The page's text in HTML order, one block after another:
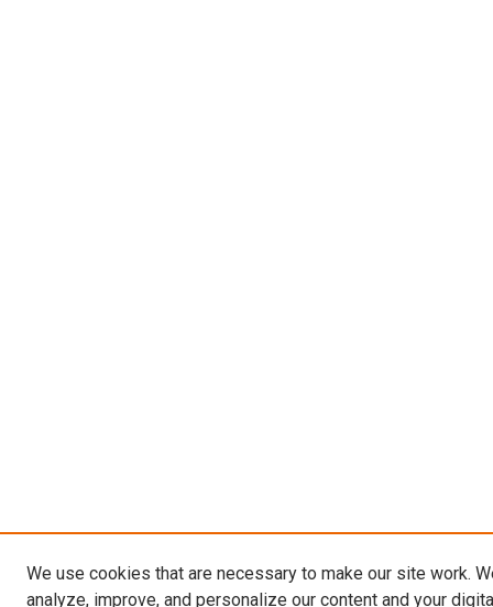
We use cookies that are necessary to make our site work.
analyze, improve, and personalize our content and your